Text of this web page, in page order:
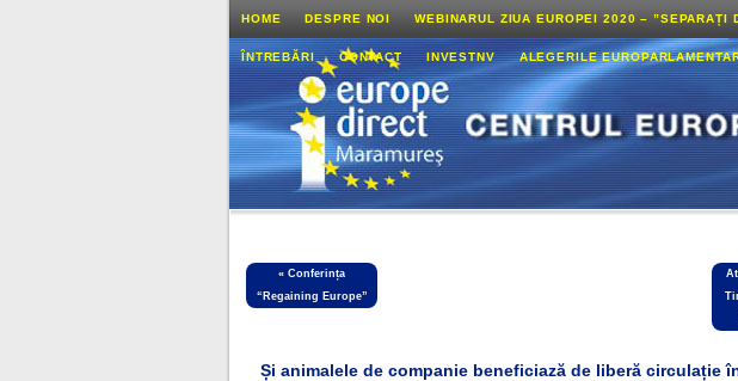
HOME DESPRE NOI WEBINARUL ZIUA EUROPEI 2020 – ”SEPARAȚI
ÎNTREBĂRI CONTACT INVESTNV ALEGERILE
«Conferința
“Regaining Europe”
Și animalele de companie beneficiază de liberă circulație